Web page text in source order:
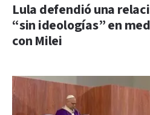
Lula defendió una
“sin ideologías” en
con Milei